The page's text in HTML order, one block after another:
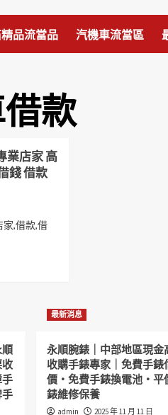
品流當品 汽機車流當區
款
業店家 高
錢 借款
,借款,借
最新消息
永順腕錶｜中部地區現金
收購手錶專家｜免費手錶
價・免費手錶換電池・平
錶維修保養
admin 2025 年 11 月 11 日